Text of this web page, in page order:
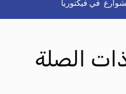
في فيكتوريا
الصلة